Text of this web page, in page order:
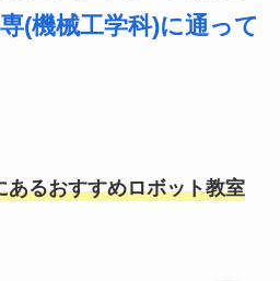
(機械工学科)に通って
あるおすすめロボット教室